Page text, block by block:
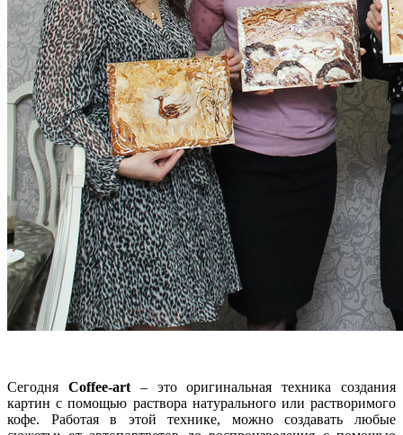
Сегодня Coffee-art– это оригинальная техника создания
картин с помощью раствора натурального или растворимого
кофе. Работая в этой технике, можно создавать любые